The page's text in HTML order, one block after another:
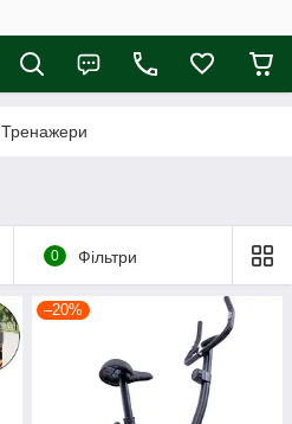
Тренажери
0 Фільтри
–20%